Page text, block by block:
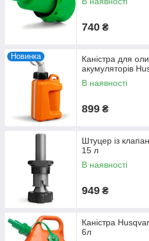
740 ₴
Новинка
Каністра для
акумуляторів
В наявності
899 ₴
Штуцер із
15 л
В наявності
949 ₴
Каністра
6л